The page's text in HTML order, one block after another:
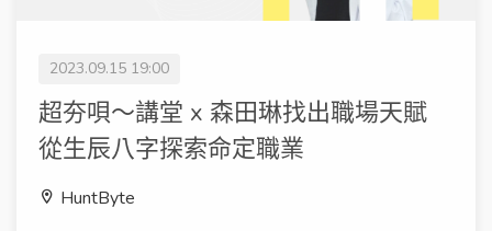
2023.09.15 19:00
超夯唄～講堂 x 森田琳找出職場天賦
從生辰八字探索命定職業
HuntByte